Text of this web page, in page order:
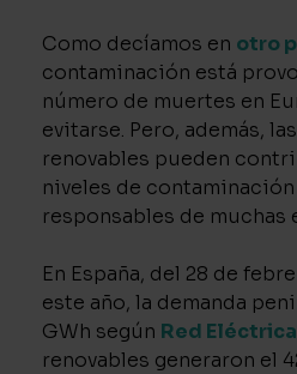
Como decíamos en otro
contaminación está
número de muertes en
evitarse. Pero, además,
renovables pueden
niveles de
responsables de muchas
En España, del 28 de
este año, la demanda
GWh según Red Eléctrica
renovables generaron el